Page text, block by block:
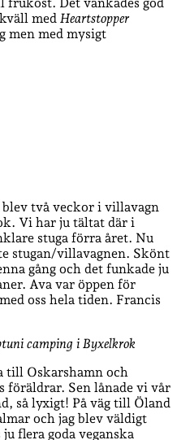
frukost. Det vankades god
med Heartstopper
men med mysigt
två veckor i villavagn
Vi har ju tältat där i
stuga förra året. Nu
stugan/villavagnen. Skönt
gång och det funkade ju
Ava var öppen för
oss hela tiden. Francis
camping i Byxelkrok
till Oskarshamn och
föräldrar. Sen lånade vi vår
så lyxigt! På väg till Öland
och jag blev väldigt
flera goda veganska